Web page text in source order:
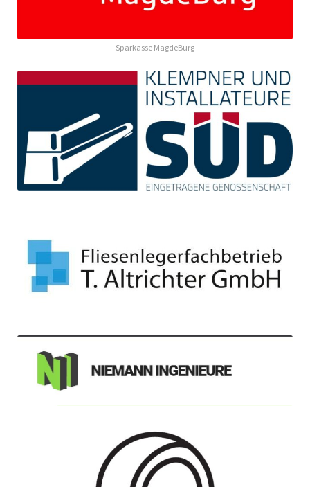
Sparkasse MagdeBurg